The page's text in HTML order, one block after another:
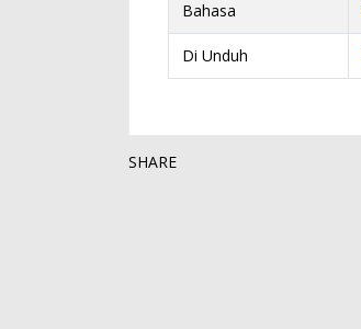
Bahasa
Di Unduh
SHARE